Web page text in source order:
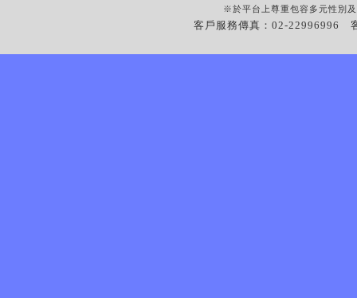
※於平台上尊重包容多元性別
客戶服務傳真：02-22996996